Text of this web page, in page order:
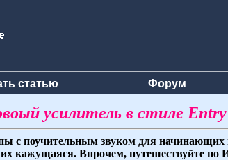
статью Форум
усилитель в стиле
с поучительным звуком для
их кажущаяся. Впрочем, путешествуйте по